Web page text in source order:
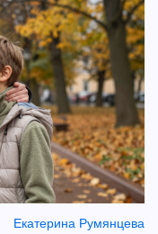
Екатерина Румянцева